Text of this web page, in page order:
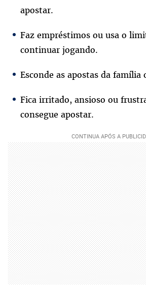
apostar.
Faz empréstimos ou usa o
continuar jogando.
Esconde as apostas da família
Fica irritado, ansioso ou
consegue apostar.